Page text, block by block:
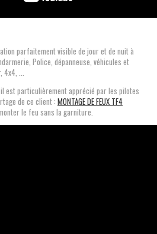
parfaitement visible de jour et de nuit à
Police, dépanneuse, véhicules et
...
il est particulièrement apprécié par les pilotes
de ce client : MONTAGE DE FEUX TF4
le feu sans la garniture.